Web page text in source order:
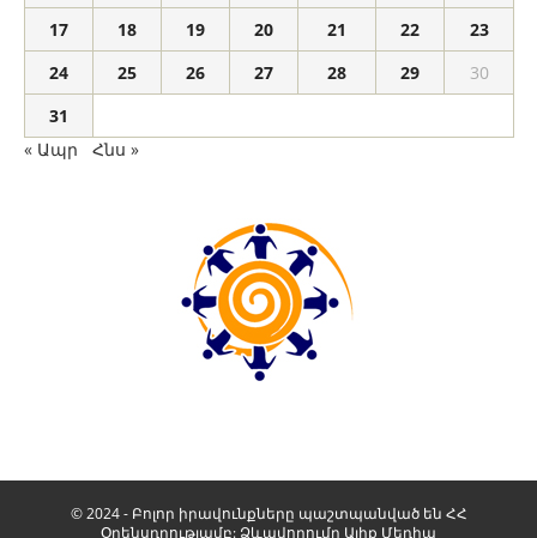
17
18 19 20 21 22
23
24
25 26 27 28 29
30
31
« Ապր
Հնս »
© 2024 - Բոլոր իրավունքները պաշտպանված են ՀՀ
Օրենսդրությամբ: Ձևավորումը Ալիք Մեդիա